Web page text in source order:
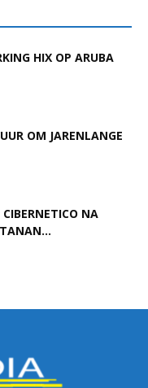
HIX OP ARUBA
OM JARENLANGE
NA